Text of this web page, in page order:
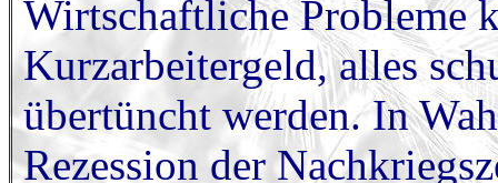
Wirtschaftliche Probleme
Kurzarbeitergeld, alles
übertüncht werden. In
Rezession der